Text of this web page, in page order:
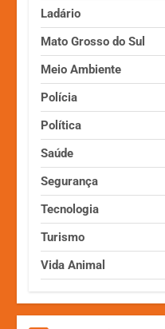
Ladário
Mato Grosso do Sul
Meio Ambiente
Polícia
Política
Saúde
Segurança
Tecnologia
Turismo
Vida Animal